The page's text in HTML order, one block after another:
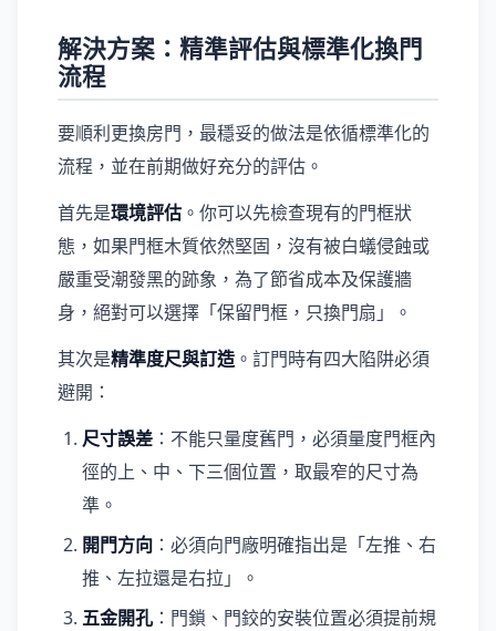
解決方案：精準評估與標準化換門
流程
要順利更換房門，最穩妥的做法是依循標準化的
流程，並在前期做好充分的評估。
首先是環境評估 。你可以先檢查現有的門框狀
態，如果門框木質依然堅固，沒有被白蟻侵蝕或
嚴重受潮發黑的跡象，為了節省成本及保護牆
身，絕對可以選擇「保留門框，只換門扇」。
其次是精準度尺與訂造 。訂門時有四大陷阱必須
避開：
尺寸誤差 ：不能只量度舊門，必須量度門框內
徑的上、中、下三個位置，取最窄的尺寸為
準。
開門方向 ：必須向門廠明確指出是「左推、右
推、左拉還是右拉」。
五金開孔：門鎖、門鉸的安裝位置必須提前規